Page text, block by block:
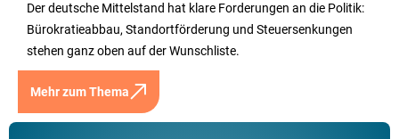
Der deutsche Mittelstand hat klare Forderungen an die Politik:
Bürokratieabbau, Standortförderung und Steuersenkungen
stehen ganz oben auf der Wunschliste.
Mehr zum Thema